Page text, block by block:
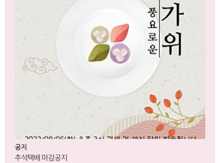
공지
추석택배 마감공지